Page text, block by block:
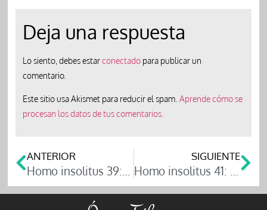
Deja una respuesta
Lo siento, debes estarconectadopara publicar un
comentario.
Este sitio usa Akismet para reducir el spam. Aprende cómo se
procesan los datos de tus comentarios.
ANTERIOR SIGUIENTE